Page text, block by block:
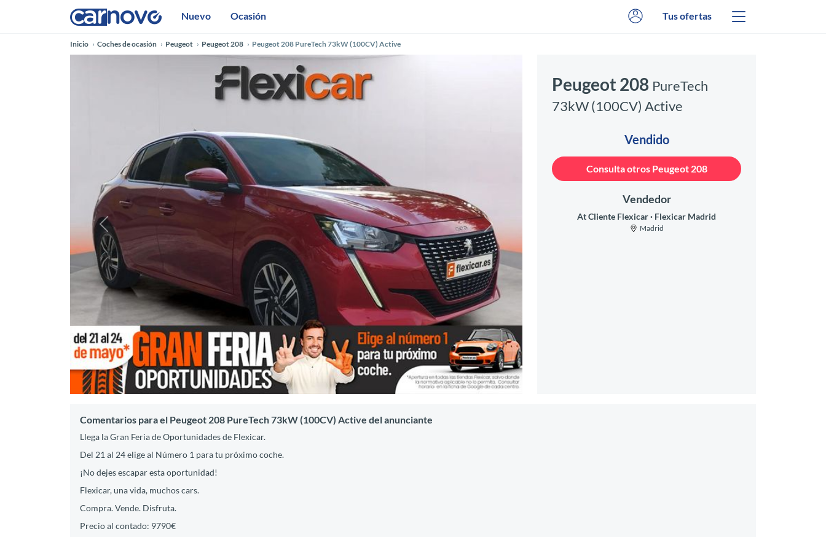
Nuevo Ocasión Tus ofertas
Inicio Coches de ocasión Peugeot Peugeot 208 Peugeot 208 PureTech 73kW (100CV) Active
Anterior Siguiente
Peugeot 208 PureTech
73kW (100CV) Active
Vendido
Consulta otros Peugeot 208
Vendedor
At Cliente Flexicar Flexicar Madrid
Madrid
Comentarios para el Peugeot 208 PureTech 73kW (100CV) Active del anunciante
Llega la Gran Feria de Oportunidades de Flexicar.
Del 21 al 24 elige al Número 1 para tu próximo coche.
¡No dejes escapar esta oportunidad!
Flexicar, una vida, muchos cars.
Compra. Vende. Disfruta.
Precio al contado: 9790€